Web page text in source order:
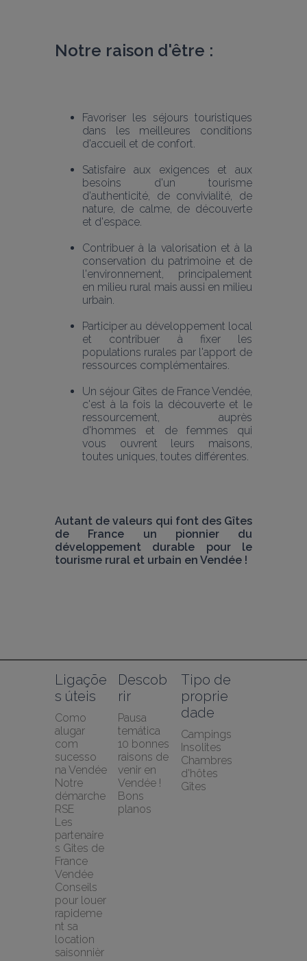
Notre raison d'être :
Favoriser les séjours touristiques
dans les meilleures conditions
d'accueil et de confort.
Satisfaire aux exigences et aux
besoins d'un tourisme
d'authenticité, de convivialité, de
nature, de calme, de découverte
et d'espace.
Contribuer à la valorisation et à la
conservation du patrimoine et de
l'environnement, principalement
en milieu rural mais aussi en milieu
urbain.
Participer au développement local
et contribuer à fixer les
populations rurales par l'apport de
ressources complémentaires.
Un séjour Gîtes de France Vendée,
c'est à la fois la découverte et le
ressourcement, auprès
d'hommes et de femmes qui
vous ouvrent leurs maisons,
toutes uniques, toutes différentes.
Autant de valeurs qui font des Gîtes
de France un pionnier du
développement durable pour le
tourisme rural et urbain en Vendée !
Ligaçõe
s úteis
Como
alugar
com
sucesso
na Vendée
Notre
démarche
RSE
Les
partenaire
s Gites de
France
Vendée
Conseils
pour louer
rapideme
nt sa
location
saisonnièr
Descob
rir
Pausa
temática
10 bonnes
raisons de
venir en
Vendée !
Bons
planos
Tipo de
proprie
dade
Campings
Insolites
Chambres
d'hôtes
Gîtes